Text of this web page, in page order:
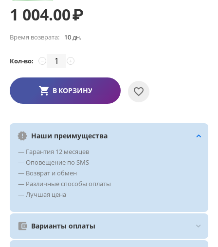
1 004.00₽
Время возврата: 10 дн.
Кол-во: +
−
В КОРЗИНУ
Наши преимущества
— Гарантия 12 месяцев
— Оповещение по SMS
— Возврат и обмен
— Различные способы оплаты
— Лучшая цена
Варианты оплаты